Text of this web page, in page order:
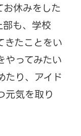
お休みをした
部も、学校
きたことをい
やってみたい
たり、アイド
元気を取り